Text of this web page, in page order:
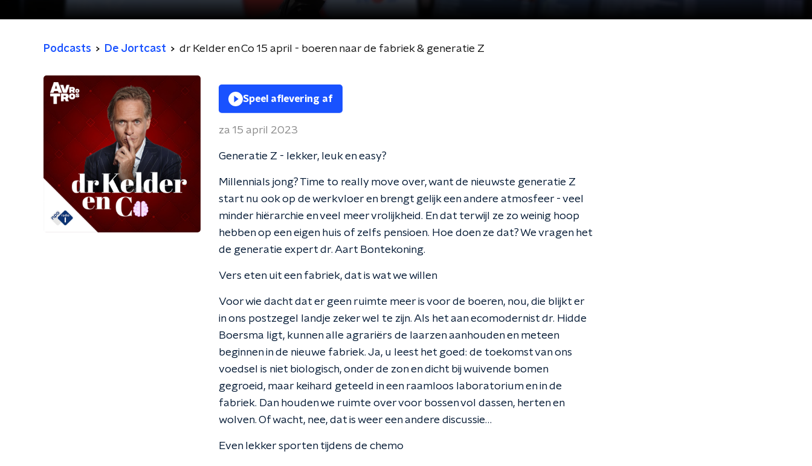
Podcasts De Jortcast dr Kelder en Co 15 april - boeren naar de fabriek & generatie Z
Speel aflevering af
za 15 april 2023
Generatie Z - lekker, leuk en easy?
Millennials jong? Time to really move over, want de nieuwste generatie Z
start nu ook op de werkvloer en brengt gelijk een andere atmosfeer - veel
minder hiërarchie en veel meer vrolijkheid. En dat terwijl ze zo weinig hoop
hebben op een eigen huis of zelfs pensioen. Hoe doen ze dat? We vragen het
de generatie expert dr. Aart Bontekoning.
Vers eten uit een fabriek, dat is wat we willen
Voor wie dacht dat er geen ruimte meer is voor de boeren, nou, die blijkt er
in ons postzegel landje zeker wel te zijn. Als het aan ecomodernist dr. Hidde
Boersma ligt, kunnen alle agrariërs de laarzen aanhouden en meteen
beginnen in de nieuwe fabriek. Ja, u leest het goed: de toekomst van ons
voedsel is niet biologisch, onder de zon en dicht bij wuivende bomen
gegroeid, maar keihard geteeld in een raamloos laboratorium en in de
fabriek. Dan houden we ruimte over voor bossen vol dassen, herten en
wolven. Of wacht, nee, dat is weer een andere discussie…
Even lekker sporten tijdens de chemo